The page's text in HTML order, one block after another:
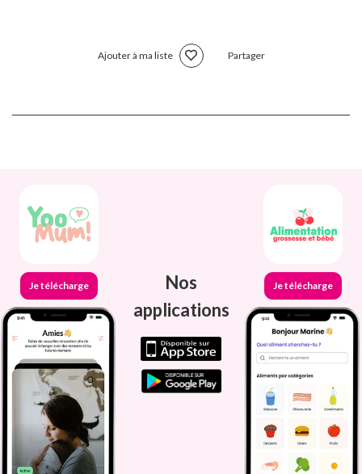
Ajouter à ma liste Partager
Je télécharge
Nos
applications
Je télécharge